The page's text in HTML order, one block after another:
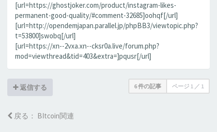
[url=https://ghostjoker.com/product/instagram-likes-
permanent-good-quality/#comment-32685]oohqf[/url]
[url=http://opendemjapan.parallel.jp/phpBB3/viewtopic.php?
t=53800]swobq[/url]
[url=https://xn--2vxa.xn--cksr0a.live/forum.php?
mod=viewthread&tid=403&extra=]pqusr[/url]
返信する 6 件の記事 ページ 1 ／ 1
戻る： BItcoin関連